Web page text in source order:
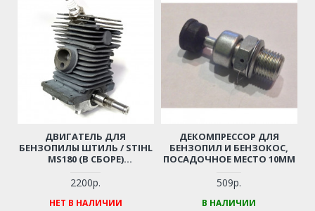
ДВИГАТЕЛЬ ДЛЯ
БЕНЗОПИЛЫ ШТИЛЬ / STIHL
MS180 (В СБОРЕ)
КОЛЕНВАЛ + СВЕЧА +
ПОДДОН ДЛЯ БЕНЗОПИЛЫ
180 STIHL
2200р.
НЕТ В НАЛИЧИИ
ДЕКОМПРЕССОР ДЛЯ
БЕНЗОПИЛ И БЕНЗОКОС,
ПОСАДОЧНОЕ МЕСТО 10ММ
509р.
В НАЛИЧИИ